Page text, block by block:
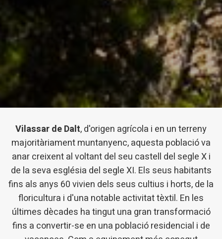
Vilassar de Dalt, d'origen agrícola i en un terreny
majoritàriament muntanyenc, aquesta població va
anar creixent al voltant del seu castell del segle X i
de la seva església del segle XI. Els seus habitants
fins als anys 60 vivien dels seus cultius i horts, de la
floricultura i d'una notable activitat tèxtil. En les
últimes dècades ha tingut una gran transformació
fins a convertir-se en una població residencial i de